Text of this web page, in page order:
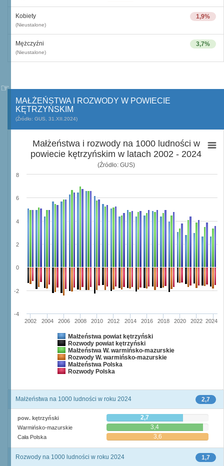
1,9%
Kobiety
(Nieustalone)
3,7%
Mężczyźni
(Nieustalone)
MAŁŻEŃSTWA I ROZWODY W POWIECIE
KĘTRZYŃSKIM
(Źródło: GUS, 31.XII.2024)
Małżeństwa i rozwody na 1000 ludności w
powiecie kętrzyńskim w latach 2002 - 2024
(Źródło: GUS)
Małżeństwa powiat kętrzyński
Rozwody powiat kętrzyński
Małżeństwa W. warmińsko-mazurskie
Rozwody W. warmińsko-mazurskie
Małżeństwa Polska
Rozwody Polska
2002 2004 2006 2008 2010 2012 2014 2016 2018 2020 2022 2024
-4
-2
0
2
4
6
8
2,7
Małżeństwa na 1000 ludności w roku 2024
pow. kętrzyński 2,7
Warmińsko-mazurskie 3,4
Cała Polska 3,6
1,7
Rozwody na 1000 ludności w roku 2024